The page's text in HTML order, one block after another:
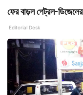
ফের বাড়ল পেট্রল-ডিজেলের
Editorial Desk